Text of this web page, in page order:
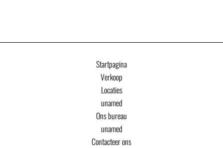
Startpagina
Verkoop
Locaties
unamed
Ons bureau
unamed
Contacteer ons